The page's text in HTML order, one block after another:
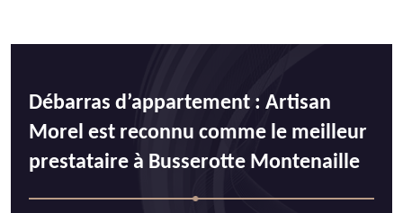
Débarras d’appartement : Artisan
Morel est reconnu comme le meilleur
prestataire à Busserotte Montenaille